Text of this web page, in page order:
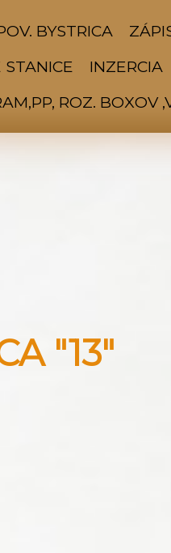
BYSTRICA
STANICE INZERCIA
ROZ. BOXOV
"13"